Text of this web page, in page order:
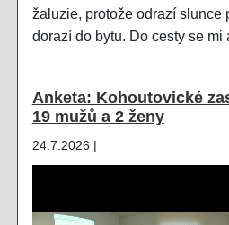
žaluzie, protože odrazí slunce
dorazí do bytu. Do cesty se mi
Anketa: Kohoutovické
19 mužů a 2 ženy
24.7.2026 |